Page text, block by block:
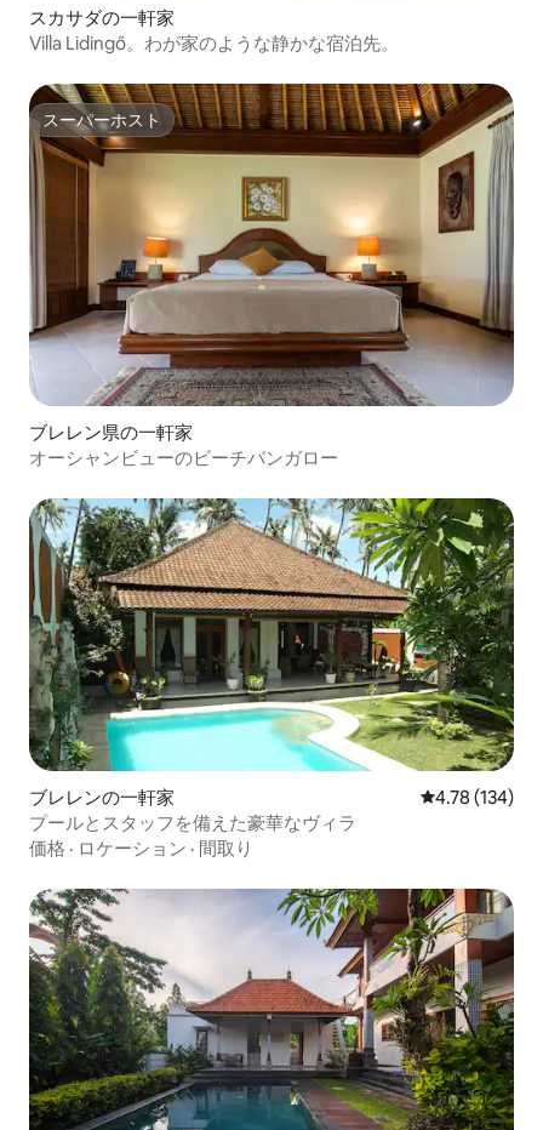
スカサダの一軒家
Villa Lidingő。わが家のような静かな宿泊先。
スーパーホスト
スーパーホスト
ブレレン県の一軒家
オーシャンビューのビーチバンガロー
ブレレンの一軒家 レビュー134
4.78 (134)
プールとスタッフを備えた豪華なヴィラ
価格 · ロケーション · 間取り